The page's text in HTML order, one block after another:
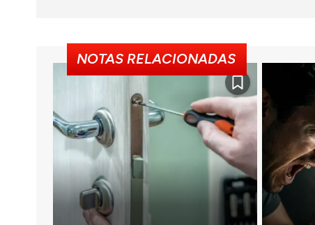
NOTAS RELACIONADAS